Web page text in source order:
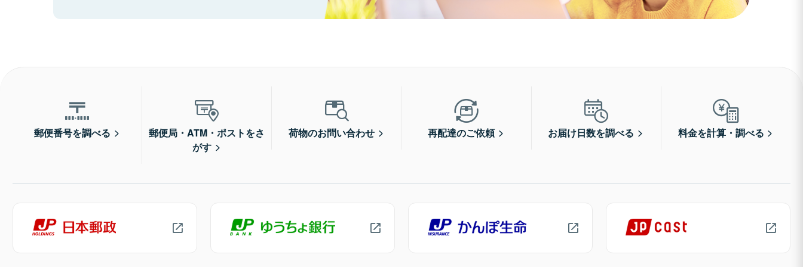
郵便番号を調べる
郵便局・ATM・ポストをさ
がす
荷物のお問い合わせ 再配達のご依頼 お届け日数を調べる 料金を計算・調べる